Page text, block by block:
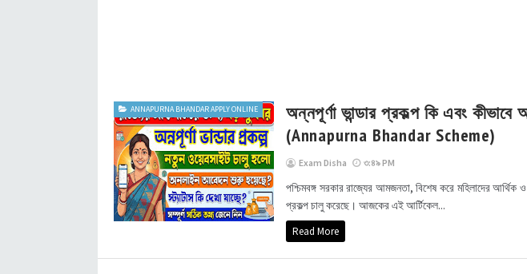
ANNAPURNA BHANDAR APPLY ONLINE
অন্নপূর্ণা ভান্ডার প্রকল্প কি এবং
(Annapurna Bhandar Scheme)
Exam Disha ৩:৪৯ PM
পশ্চিমবঙ্গ সরকার রাজ্যের আমজনতা, বিশেষ করে মহিলাদের
প্রকল্প চালু করেছে। আজকের এই আর্টিকেল...
Read More